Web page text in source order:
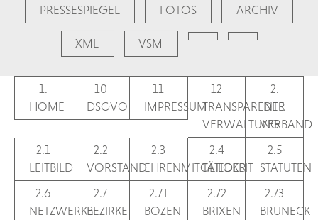
PRESSESPIEGEL FOTOS ARCHIV
XML VSM
1.
HOME
10
DSGVO
11
IMPRESSUM
12
TRANSPARENTE
VERWALTUNG
2.
DER
VERBAND
2.1
LEITBILD
2.2
VORSTAND
2.3
EHRENMITGLIEDER
2.4
TÄTIGKEIT
2.5
STATUTEN
2.6
NETZWERKE
2.7
BEZIRKE
2.71
BOZEN
2.72
BRIXEN
2.73
BRUNECK